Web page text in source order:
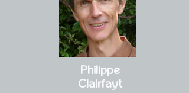
Philippe
Clairfayt